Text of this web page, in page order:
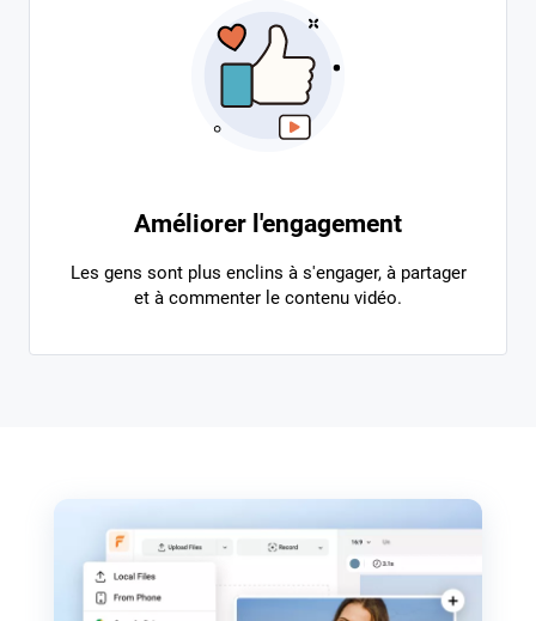
Améliorer l'engagement
Les gens sont plus enclins à s'engager, à partager
et à commenter le contenu vidéo.